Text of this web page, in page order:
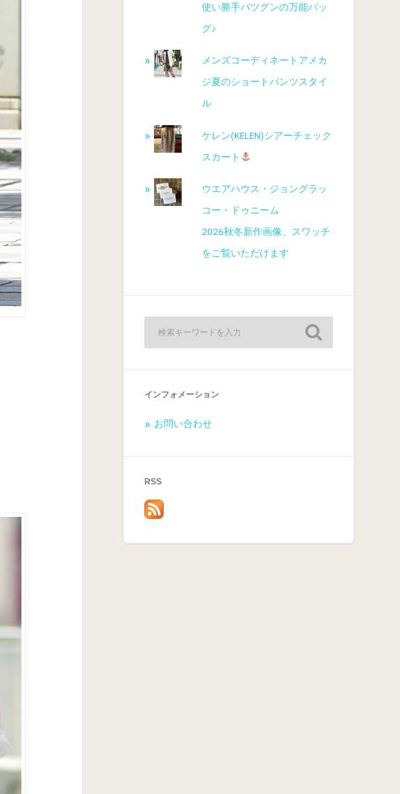
使い勝手バツグンの万能バッ
グ♪
メンズコーディネートアメカ
ジ夏のショートパンツスタイ
ル
ケレン(KELEN)シアーチェック
スカート
ウエアハウス・ジョングラッ
コー・ドゥニーム
2026秋冬新作画像、スワッチ
をご覧いただけます
インフォメーション
お問い合わせ
RSS